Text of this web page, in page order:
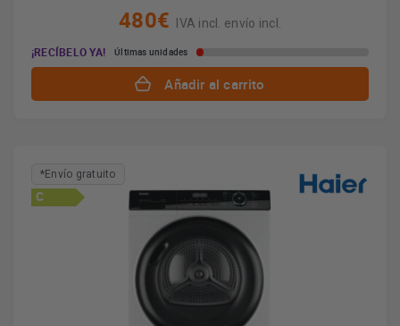
480€
IVA incl. envío incl.
¡RECÍBELO YA!
Últimas unidades
Añadir al carrito
*Envío gratuito
C